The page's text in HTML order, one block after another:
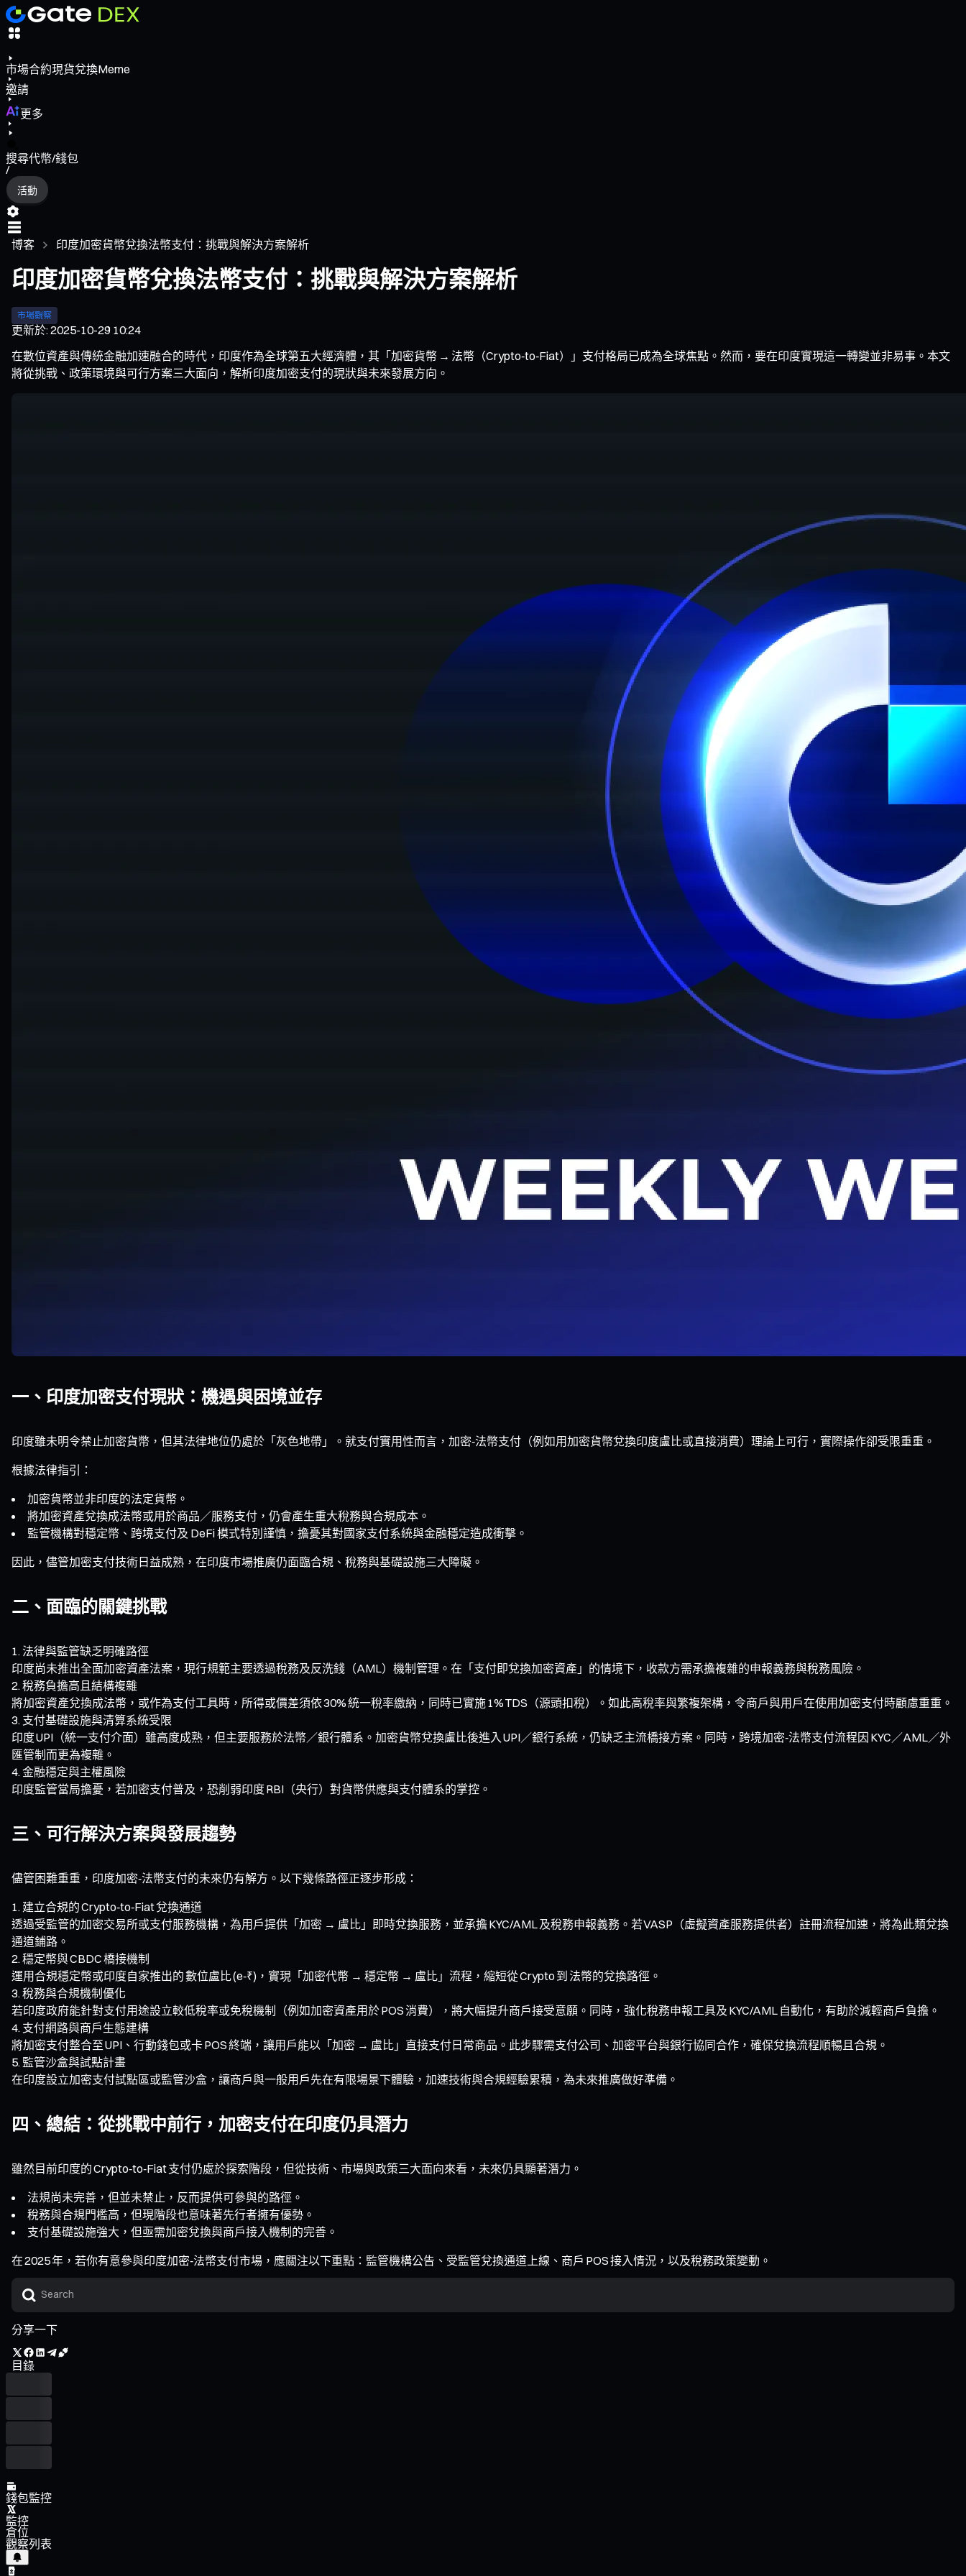
市場合約現貨兌換Meme
邀請
更多
搜尋代幣/錢包
/
活動
博客 印度加密貨幣兌換法幣支付：挑戰與解決方案解析
印度加密貨幣兌換法幣支付：挑戰與解決方案解析
市場觀察
更新於:2025-10-29 10:24
在數位資產與傳統金融加速融合的時代，印度作為全球第五大經濟體，其「加密貨幣 → 法幣（Crypto‑to‑Fiat）」支付格局已成為全球焦點。然而，要在印度實現這一轉變並非易事。本文
將從挑戰、政策環境與可行方案三大面向，解析印度加密支付的現狀與未來發展方向。
一、印度加密支付現狀：機遇與困境並存
印度雖未明令禁止加密貨幣，但其法律地位仍處於「灰色地帶」。就支付實用性而言，加密‑法幣支付（例如用加密貨幣兌換印度盧比或直接消費）理論上可行，實際操作卻受限重重。
根據法律指引：
加密貨幣並非印度的法定貨幣。
將加密資產兌換成法幣或用於商品／服務支付，仍會產生重大稅務與合規成本。
監管機構對穩定幣、跨境支付及 DeFi 模式特別謹慎，擔憂其對國家支付系統與金融穩定造成衝擊。
因此，儘管加密支付技術日益成熟，在印度市場推廣仍面臨合規、稅務與基礎設施三大障礙。
二、面臨的關鍵挑戰
法律與監管缺乏明確路徑
印度尚未推出全面加密資產法案，現行規範主要透過稅務及反洗錢（AML）機制管理。在「支付即兌換加密資產」的情境下，收款方需承擔複雜的申報義務與稅務風險。
稅務負擔高且結構複雜
將加密資產兌換成法幣，或作為支付工具時，所得或價差須依 30% 統一稅率繳納，同時已實施 1% TDS（源頭扣稅）。如此高稅率與繁複架構，令商戶與用戶在使用加密支付時顧慮重重。
支付基礎設施與清算系統受限
印度 UPI（統一支付介面）雖高度成熟，但主要服務於法幣／銀行體系。加密貨幣兌換盧比後進入 UPI／銀行系統，仍缺乏主流橋接方案。同時，跨境加密‑法幣支付流程因 KYC／AML／外
匯管制而更為複雜。
金融穩定與主權風險
印度監管當局擔憂，若加密支付普及，恐削弱印度 RBI（央行）對貨幣供應與支付體系的掌控。
三、可行解決方案與發展趨勢
儘管困難重重，印度加密‑法幣支付的未來仍有解方。以下幾條路徑正逐步形成：
建立合規的 Crypto‑to‑Fiat 兌換通道
透過受監管的加密交易所或支付服務機構，為用戶提供「加密 → 盧比」即時兌換服務，並承擔 KYC/AML 及稅務申報義務。若 VASP（虛擬資產服務提供者）註冊流程加速，將為此類兌換
通道鋪路。
穩定幣與 CBDC 橋接機制
運用合規穩定幣或印度自家推出的 數位盧比 (e‑₹)，實現「加密代幣 ­→ 穩定幣 ­→ 盧比」流程，縮短從 Crypto 到 法幣的兌換路徑。
稅務與合規機制優化
若印度政府能針對支付用途設立較低稅率或免稅機制（例如加密資產用於 POS 消費），將大幅提升商戶接受意願。同時，強化稅務申報工具及 KYC/AML 自動化，有助於減輕商戶負擔。
支付網路與商戶生態建構
將加密支付整合至 UPI、行動錢包或卡 POS 終端，讓用戶能以「加密 → 盧比」直接支付日常商品。此步驟需支付公司、加密平台與銀行協同合作，確保兌換流程順暢且合規。
監管沙盒與試點計畫
在印度設立加密支付試點區或監管沙盒，讓商戶與一般用戶先在有限場景下體驗，加速技術與合規經驗累積，為未來推廣做好準備。
四、總結：從挑戰中前行，加密支付在印度仍具潛力
雖然目前印度的 Crypto‑to‑Fiat 支付仍處於探索階段，但從技術、市場與政策三大面向來看，未來仍具顯著潛力。
法規尚未完善，但並未禁止，反而提供可參與的路徑。
稅務與合規門檻高，但現階段也意味著先行者擁有優勢。
支付基礎設施強大，但亟需加密兌換與商戶接入機制的完善。
在 2025 年，若你有意參與印度加密‑法幣支付市場，應關注以下重點：監管機構公告、受監管兌換通道上線、商戶 POS 接入情況，以及稅務政策變動。
分享一下
目錄
錢包監控
監控
倉位
觀察列表